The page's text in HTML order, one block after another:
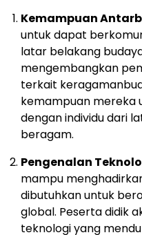
Kemampuan
untuk dapat
latar belakang
mengembangkan
terkait
kemampuan mereka
dengan individu dari
beragam.
Pengenalan
mampu
dibutuhkan untuk
global. Peserta didik
teknologi yang